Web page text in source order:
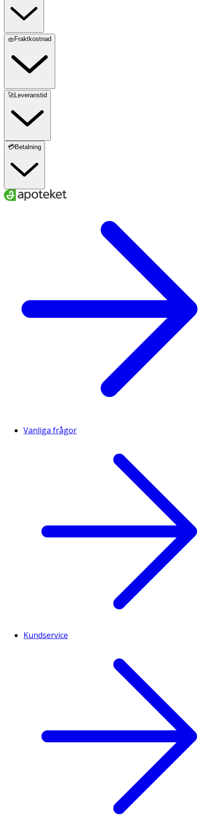
🧺Fraktkostnad
🚀Leveranstid
💳Betalning
Vanliga frågor
Kundservice